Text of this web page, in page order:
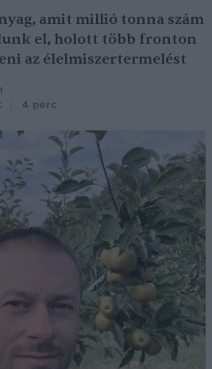
amit millió tonna szám
el, holott több fronton
az élelmiszertermelést
4 perc